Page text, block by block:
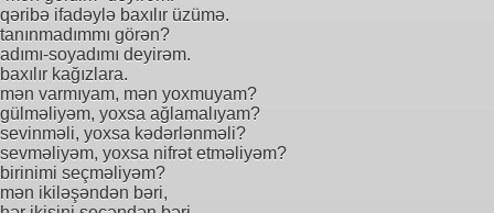
qəribə ifadəylə baxılır üzümə.
tanınmadımmı görən?
adımı-soyadımı deyirəm.
baxılır kağızlara.
mən varmıyam, mən yoxmuyam?
gülməliyəm, yoxsa ağlamalıyam?
sevinməli, yoxsa kədərlənməli?
sevməliyəm, yoxsa nifrət etməliyəm?
birinimi seçməliyəm?
mən ikiləşəndən bəri,